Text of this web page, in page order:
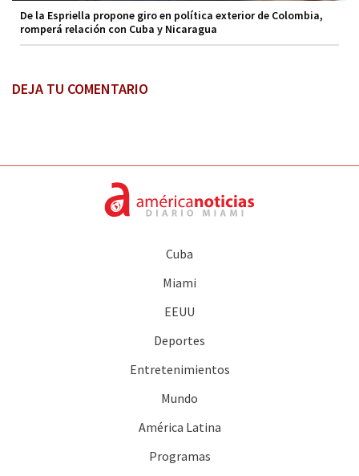
De la Espriella propone giro en política exterior de Colombia,
romperá relación con Cuba y Nicaragua
DEJA TU COMENTARIO
Cuba
Miami
EEUU
Deportes
Entretenimientos
Mundo
América Latina
Programas